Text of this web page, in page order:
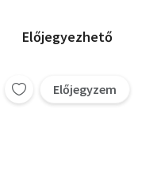
Előjegyezhető
Előjegyzem